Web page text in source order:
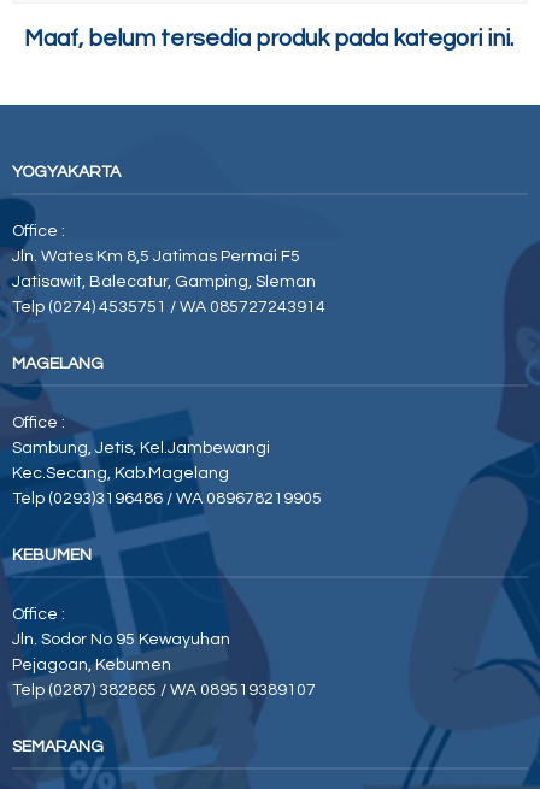
Maaf, belum tersedia produk pada kategori ini.
YOGYAKARTA
Office :
Jln. Wates Km 8,5 Jatimas Permai F5
Jatisawit, Balecatur, Gamping, Sleman
Telp (0274) 4535751 / WA 085727243914
MAGELANG
Office :
Sambung, Jetis, Kel.Jambewangi
Kec.Secang, Kab.Magelang
Telp (0293)3196486 / WA 089678219905
KEBUMEN
Office :
Jln. Sodor No 95 Kewayuhan
Pejagoan, Kebumen
Telp (0287) 382865 / WA 089519389107
SEMARANG